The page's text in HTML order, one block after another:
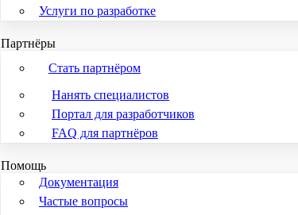
Услуги по разработке
Партнёры
Стать партнёром
Нанять специалистов
Портал для разработчиков
FAQ для партнёров
Помощь
Документация
Частые вопросы